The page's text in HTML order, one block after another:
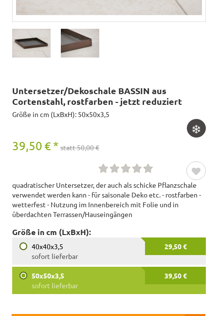
Untersetzer/Dekoschale BASSIN aus
Cortenstahl, rostfarben - jetzt reduziert
Größe in cm (LxBxH): 50x50x3,5
39,50 € * statt 50,00 €
quadratischer Untersetzer, der auch als schicke Pflanzschale
verwendet werden kann - für saisonale Deko etc. - rostfarben -
wetterfest - Nutzung im Innenbereich mit Folie und in
überdachten Terrassen/Hauseingängen
Größe in cm (LxBxH):
40x40x3,5
29,50 €
sofort lieferbar
50x50x3,5
39,50 €
sofort lieferbar